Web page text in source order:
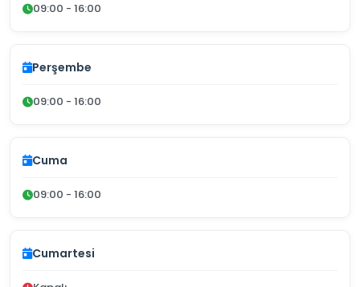
09:00 - 16:00
Perşembe
09:00 - 16:00
Cuma
09:00 - 16:00
Cumartesi